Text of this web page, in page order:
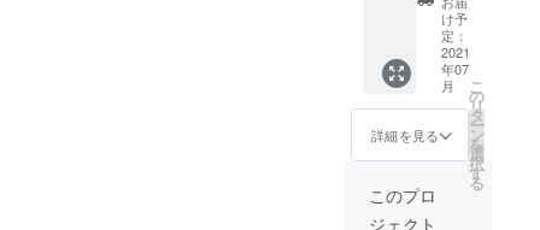
合等に
より出
荷時期
が遅れ
る場合
があり
ます。
USBtou
ch 1つ
［一般
た場
合、正
規販売
価格が
販売予
定価格
より下
ござい
ます。
ch×3
USBtou
ch 3つ
［一般
販売予
定価格
12,000
円］の
40％OF
Fで
7,200円
け予
定：
2021
年07
月
詳細を見る
こ
の
リ
タ
ー
ン
を
選
択
す
る
このプロ
ジェクト